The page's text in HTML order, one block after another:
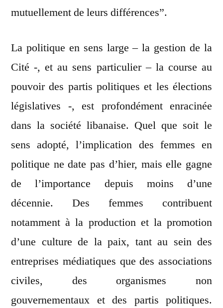
mutuellement de leurs différences”.
La politique en sens large – la gestion de la
Cité -, et au sens particulier – la course au
pouvoir des partis politiques et les élections
législatives -, est profondément enracinée
dans la société libanaise. Quel que soit le
sens adopté, l’implication des femmes en
politique ne date pas d’hier, mais elle gagne
de l’importance depuis moins d’une
décennie. Des femmes contribuent
notamment à la production et la promotion
d’une culture de la paix, tant au sein des
entreprises médiatiques que des associations
civiles, des organismes non
gouvernementaux et des partis politiques.